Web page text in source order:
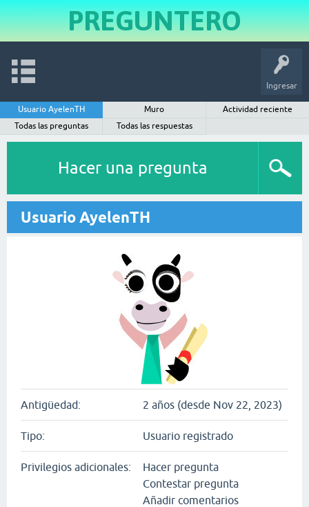
PREGUNTERO
Ingresar
Usuario AyelenTH Muro
Actividad reciente
Todas las preguntas
Todas las respuestas
Hacer una pregunta
Usuario AyelenTH
Antigüedad: 2 años (desde Nov 22, 2023)
Tipo: Usuario registrado
Privilegios adicionales:
Hacer pregunta
Contestar pregunta
Añadir comentarios